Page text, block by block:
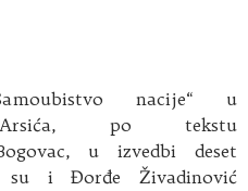
nacije“ u
po tekstu
u izvedbi deset
su i Đorđe Živadinović